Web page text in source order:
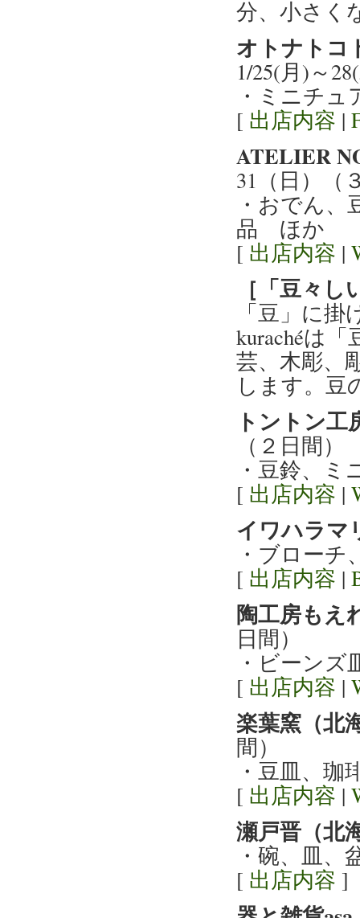
分、小さく
オトナトコ
1/25(月)～
・ミニチ
[ 出店内容 |
ATELIER
31（日）（
・おでん
品 ほか
[ 出店内容 |
［「豆々
「豆」に
kurachéは
芸、木彫、
します。豆
トントン工
（２日間）
・豆鈴、
[ 出店内容 |
イワハラマ
・ブロー
[ 出店内容 |
陶工房もえ
日間）
・ビーン
[ 出店内容 |
楽葉窯（北
間）
・豆皿、
[ 出店内容 |
瀬戸晋（北
・碗、皿、
[ 出店内容 ]